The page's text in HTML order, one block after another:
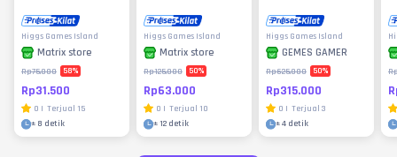
Higgs Games Island
Matrix store
Rp75.000 58%
Rp31.500
0 | Terjual 15
± 8 detik
Higgs Games Island
Matrix store
Rp125.000 50%
Rp63.000
0 | Terjual 10
±12 detik
Higgs Games Island
GEMES GAMER
Rp625.000 50%
Rp315.000
0 | Terjual 3
±4 detik